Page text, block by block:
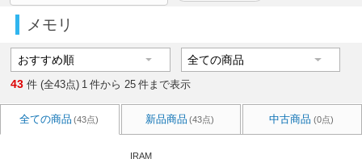
メモリ
43 件 (全43点) 1 件から 25 件まで表示
全ての商品 (43点) 新品商品 (43点) 中古商品 (0点)
IRAM